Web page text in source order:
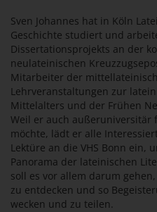
Sven Johannes hat in Köln
Geschichte studiert und
Dissertationsprojekts an der
neulateinischen
Mitarbeiter der
Lehrveranstaltungen zur
Mittelalters und der Frühen
Weil er auch außeruniversitär
möchte, lädt er alle
Lektüre an die VHS Bonn ein,
Panorama der lateinischen
soll es vor allem darum
zu entdecken und so
wecken und zu teilen.